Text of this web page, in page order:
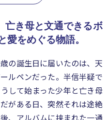
亡き母と文通できるボ
愛をめぐる物語。
の誕生日に届いたのは、天
ルペンだった。半信半疑で
して始まった少年と亡き母
がある日、突然それは途絶
、アルバムに挟まれた一通